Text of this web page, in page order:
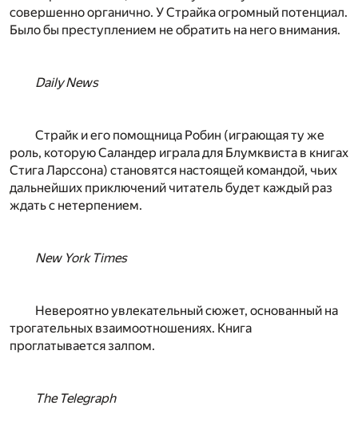
совершенно органично. У Страйка огромный потенциал.
Было бы преступлением не обратить на него внимания.
Daily News
Страйк и его помощница Робин (играющая ту же
роль, которую Саландер играла для Блумквиста в книгах
Стига Ларссона) становятся настоящей командой, чьих
дальнейших приключений читатель будет каждый раз
ждать с нетерпением.
New York Times
Невероятно увлекательный сюжет, основанный на
трогательных взаимо­отношениях. Книга
проглатывается залпом.
The Telegraph